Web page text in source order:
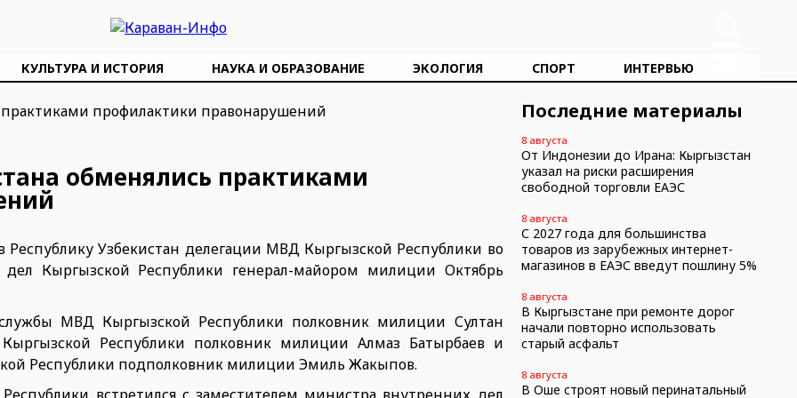
КУЛЬТУРА И ИСТОРИЯ НАУКА И ОБРАЗОВАНИЕ ЭКОЛОГИЯ СПОРТ ИНТЕРВЬЮ
обменялись практиками
Республику Узбекистан делегации МВД Кыргызской Республики во
Кыргызской Республики генерал-майором милиции Октябрь
МВД Кыргызской Республики полковник милиции Султан
Республики полковник милиции Алмаз Батырбаев и
Республики подполковник милиции Эмиль Жакыпов.
Последние материалы
8 августа
От Индонезии до Ирана: Кыргызстан
указал на риски расширения
свободной торговли ЕАЭС
8 августа
С 2027 года для большинства
товаров из зарубежных интернет-
магазинов в ЕАЭС введут пошлину 5%
8 августа
В Кыргызстане при ремонте дорог
начали повторно использовать
старый асфальт
8 августа
В Оше строят новый перинатальный